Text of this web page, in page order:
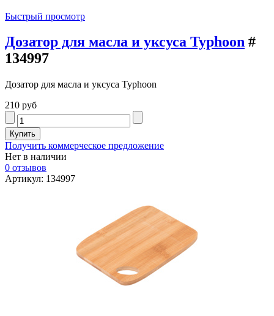
Быстрый просмотр
Дозатор для масла и уксуса Typhoon #
134997
Дозатор для масла и уксуса Typhoon
210 руб
Получить коммерческое предложение
Нет в наличии
0 отзывов
Артикул: 134997